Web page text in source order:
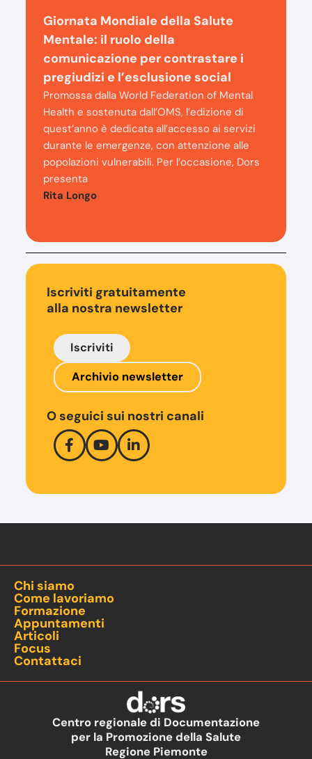
Giornata Mondiale della Salute
Mentale: il ruolo della
comunicazione per contrastare i
pregiudizi e l’esclusione social
Promossa dalla World Federation of Mental
Health e sostenuta dall’OMS, l’edizione di
quest’anno è dedicata all’accesso ai servizi
durante le emergenze, con attenzione alle
popolazioni vulnerabili. Per l’occasione, Dors
presenta
Rita Longo
Iscriviti gratuitamente
alla nostra newsletter
Iscriviti
Archivio newsletter
O seguici sui nostri canali
Chi siamo
Come lavoriamo
Formazione
Appuntamenti
Articoli
Focus
Contattaci
Centro regionale di Documentazione
per la Promozione della Salute
Regione Piemonte